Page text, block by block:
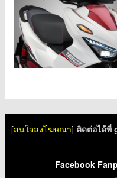
[สนใจลงโฆษณา] ติดต่อได้ที่
Facebook